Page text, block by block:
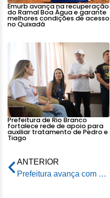
Emurb avança na recuperação
do Ramal Boa Água e garante
melhores condições de acesso
no Quixadá
Prefeitura de Rio Branco
fortalece rede de apoio para
auxiliar tratamento de Pedro e
Tiago
ANTERIOR
Prefeitura avança com Cidade Limpa, Povo Desenvolvido e chega ao bairro 6 de Agosto